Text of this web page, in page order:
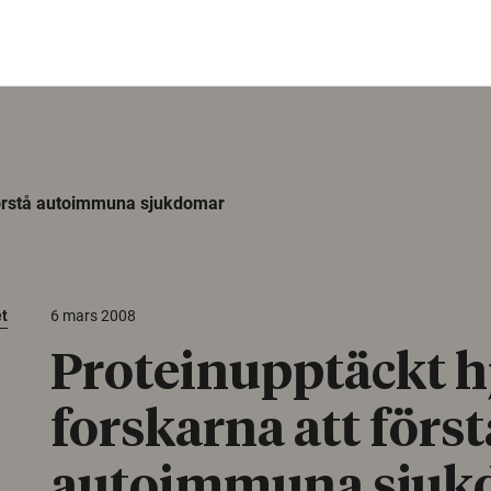
autoimmuna sjukdomar
6 mars 2008
Proteinupptäckt
forskarna att